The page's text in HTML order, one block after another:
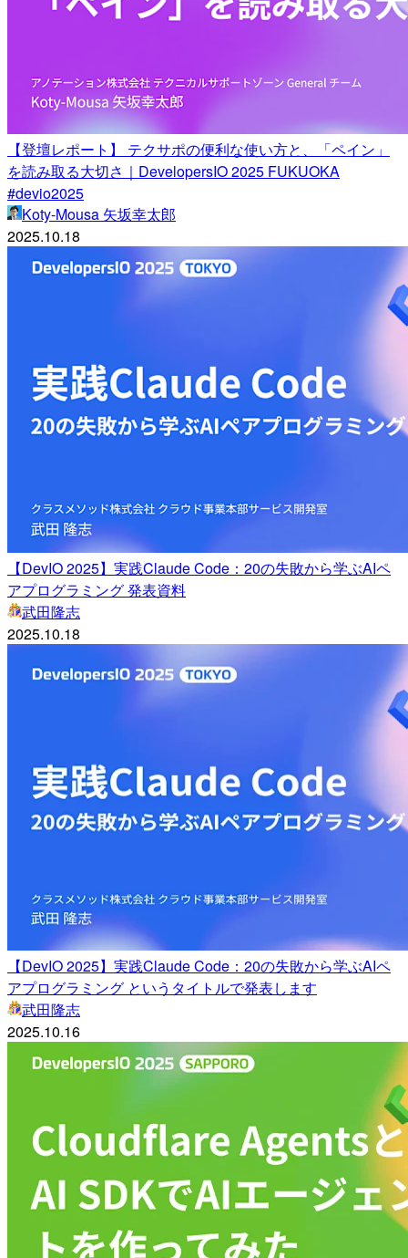
【登壇レポート】 テクサポの便利な使い方と、「ペイン」
を読み取る大切さ｜DevelopersIO 2025 FUKUOKA
#devio2025
Koty-Mousa 矢坂幸太郎
2025.10.18
【DevIO 2025】実践Claude Code：20の失敗から学ぶAIペ
アプログラミング 発表資料
武田隆志
2025.10.18
【DevIO 2025】実践Claude Code：20の失敗から学ぶAIペ
アプログラミング というタイトルで発表します
武田隆志
2025.10.16